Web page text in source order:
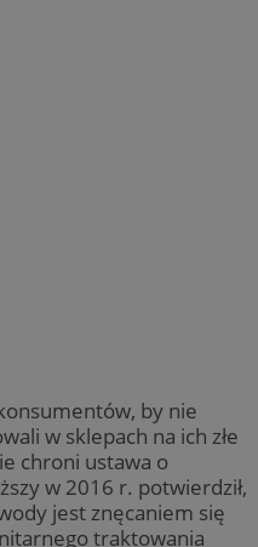
by nie
w sklepach na ich złe
chroni ustawa o
w 2016 r. potwierdził,
jest znęcaniem się
traktowania